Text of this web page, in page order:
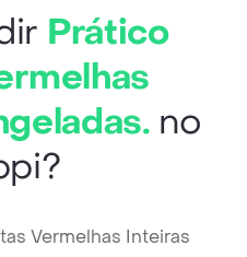
Prático
no
Vermelhas Inteiras